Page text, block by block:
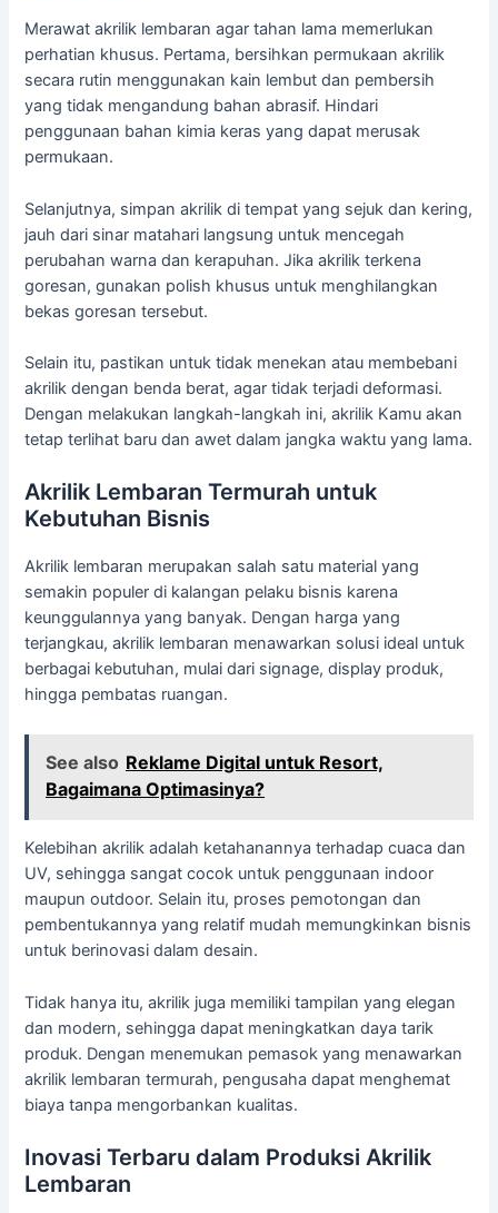
Merawat akrilik lembaran agar tahan lama memerlukan
perhatian khusus. Pertama, bersihkan permukaan akrilik
secara rutin menggunakan kain lembut dan pembersih
yang tidak mengandung bahan abrasif. Hindari
penggunaan bahan kimia keras yang dapat merusak
permukaan.
Selanjutnya, simpan akrilik di tempat yang sejuk dan kering,
jauh dari sinar matahari langsung untuk mencegah
perubahan warna dan kerapuhan. Jika akrilik terkena
goresan, gunakan polish khusus untuk menghilangkan
bekas goresan tersebut.
Selain itu, pastikan untuk tidak menekan atau membebani
akrilik dengan benda berat, agar tidak terjadi deformasi.
Dengan melakukan langkah-langkah ini, akrilik Kamu akan
tetap terlihat baru dan awet dalam jangka waktu yang lama.
Akrilik Lembaran Termurah untuk
Kebutuhan Bisnis
Akrilik lembaran merupakan salah satu material yang
semakin populer di kalangan pelaku bisnis karena
keunggulannya yang banyak. Dengan harga yang
terjangkau, akrilik lembaran menawarkan solusi ideal untuk
berbagai kebutuhan, mulai dari signage, display produk,
hingga pembatas ruangan.
See also Reklame Digital untuk Resort,
Bagaimana Optimasinya?
Kelebihan akrilik adalah ketahanannya terhadap cuaca dan
UV, sehingga sangat cocok untuk penggunaan indoor
maupun outdoor. Selain itu, proses pemotongan dan
pembentukannya yang relatif mudah memungkinkan bisnis
untuk berinovasi dalam desain.
Tidak hanya itu, akrilik juga memiliki tampilan yang elegan
dan modern, sehingga dapat meningkatkan daya tarik
produk. Dengan menemukan pemasok yang menawarkan
akrilik lembaran termurah, pengusaha dapat menghemat
biaya tanpa mengorbankan kualitas.
Inovasi Terbaru dalam Produksi Akrilik
Lembaran